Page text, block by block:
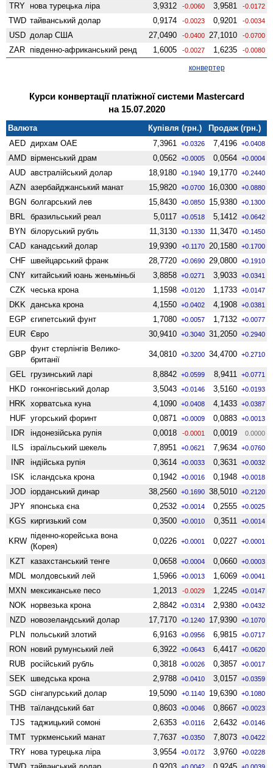
TRY нова турецька ліра 3,9312 -0.0060 3,9581 -0.0172
TWD тайванський долар 0,9174 -0.0023 0,9201 -0.0034
USD долар США 27,0490 -0.0400 27,1010 -0.0700
ZAR південно-африканський ренд 1,6005 -0.0027 1,6235 -0.0080
конвертер
Курси конвертації платіжної системи Mastercard
на 15.07.2020
Валюта Купівля (грн.)
Продаж (грн.)
AED дирхам ОАЕ 7,3961 +0.0326 7,4196 +0.0408
AMD вiрменський драм 0,0562 +0.0005 0,0564 +0.0004
AUD австралійський долар 18,9180 +0.1940 19,1770 +0.2440
AZN азербайджанський манат 15,9820 +0.0700 16,0300 +0.0880
BGN болгарський лев 15,8430 +0.0850 15,9380 +0.1300
BRL бразильський реал 5,0117 +0.0518 5,1412 +0.0642
BYN білоруський рубль 11,3130 +0.1330 11,3470 +0.1450
CAD канадський долар 19,9390 +0.1170 20,1580 +0.1700
CHF швейцарський франк 28,7720 +0.0690 29,0800 +0.1910
CNY китайський юань женьмiньбi 3,8858 +0.0271 3,9033 +0.0341
CZK чеська крона 1,1598 +0.0120 1,1733 +0.0147
DKK данська крона 4,1550 +0.0402 4,1908 +0.0381
EGP єгипетський фунт 1,7080 +0.0057 1,7132 +0.0077
EUR Євро 30,9410 +0.3040 31,2050 +0.2940
GBP
фунт стерлінгів Велико­
британії
34,0810 +0.3200 34,4700 +0.2710
GEL грузинський ларі 8,8842 +0.0599 8,9411 +0.0771
HKD гонконгівський долар 3,5043 +0.0146 3,5160 +0.0193
HRK хорватська куна 4,1090 +0.0408 4,1433 +0.0387
HUF угорський форинт 0,0871 +0.0009 0,0883 +0.0013
IDR індонезійська рупія 0,0018 -0.0001 0,0019 0.0000
ILS ізраїльський шекель 7,8951 +0.0621 7,9634 +0.0760
INR індійська рупія 0,3614 +0.0033 0,3631 +0.0032
ISK ісландська крона 0,1942 +0.0016 0,1948 +0.0018
JOD іорданський динар 38,2560 +0.1690 38,5010 +0.2120
JPY японська єна 0,2532 +0.0014 0,2555 +0.0025
KGS киргизький сом 0,3500 +0.0010 0,3511 +0.0014
KRW
піденно-корейська вона
(Корея)
0,0226 +0.0001 0,0227 +0.0001
KZT казахстанський тенге 0,0658 +0.0004 0,0660 +0.0003
MDL молдовський лей 1,5966 +0.0013 1,6069 +0.0041
MXN мексиканське песо 1,2013 -0.0029 1,2245 +0.0147
NOK норвезька крона 2,8842 +0.0314 2,9380 +0.0432
NZD ново­зеландський долар 17,7170 +0.1240 17,9390 +0.1070
PLN польський злотий 6,9163 +0.0956 6,9815 +0.0717
RON новий румунський лей 6,3922 +0.0643 6,4417 +0.0620
RUB російський рубль 0,3818 +0.0026 0,3857 +0.0017
SEK шведська крона 2,9788 +0.0410 3,0157 +0.0359
SGD сінгапурський долар 19,5090 +0.1140 19,6390 +0.1080
THB таїландський бат 0,8603 +0.0046 0,8667 +0.0023
TJS таджицький сомоні 2,6353 +0.0116 2,6432 +0.0146
TMT туркменський манат 7,7637 +0.0350 7,8073 +0.0422
TRY нова турецька ліра 3,9554 +0.0172 3,9760 +0.0228
+0.0042 +0.0039